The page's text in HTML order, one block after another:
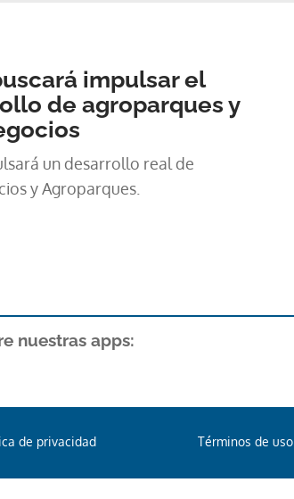
impulsar el
de agroparques y
un desarrollo real de
y Agroparques.
nuestras apps:
de privacidad Términos de uso